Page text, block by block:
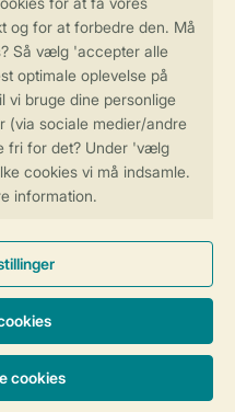
oplevelse
| CVR 28842392